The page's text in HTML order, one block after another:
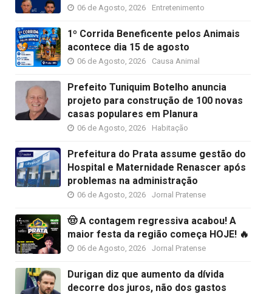
06 de Agosto, 2026 Entretenimento
1º Corrida Beneficente pelos Animais
acontece dia 15 de agosto
06 de Agosto, 2026 Causa Animal
Prefeito Tuniquim Botelho anuncia
projeto para construção de 100 novas
casas populares em Planura
06 de Agosto, 2026 Habitação
Prefeitura do Prata assume gestão do
Hospital e Maternidade Renascer após
problemas na administração
06 de Agosto, 2026 Jornal Pratense
🤠 A contagem regressiva acabou! A
maior festa da região começa HOJE! 🔥
06 de Agosto, 2026 Jornal Pratense
Durigan diz que aumento da dívida
decorre dos juros, não dos gastos